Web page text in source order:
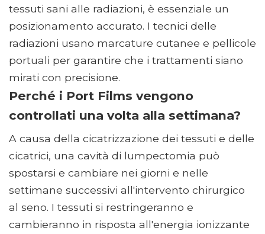
tessuti sani alle radiazioni, è essenziale un
posizionamento accurato. I tecnici delle
radiazioni usano marcature cutanee e pellicole
portuali per garantire che i trattamenti siano
mirati con precisione.
Perché i Port Films vengono
controllati una volta alla settimana?
A causa della cicatrizzazione dei tessuti e delle
cicatrici, una cavità di lumpectomia può
spostarsi e cambiare nei giorni e nelle
settimane successivi all'intervento chirurgico
al seno. I tessuti si restringeranno e
cambieranno in risposta all'energia ionizzante